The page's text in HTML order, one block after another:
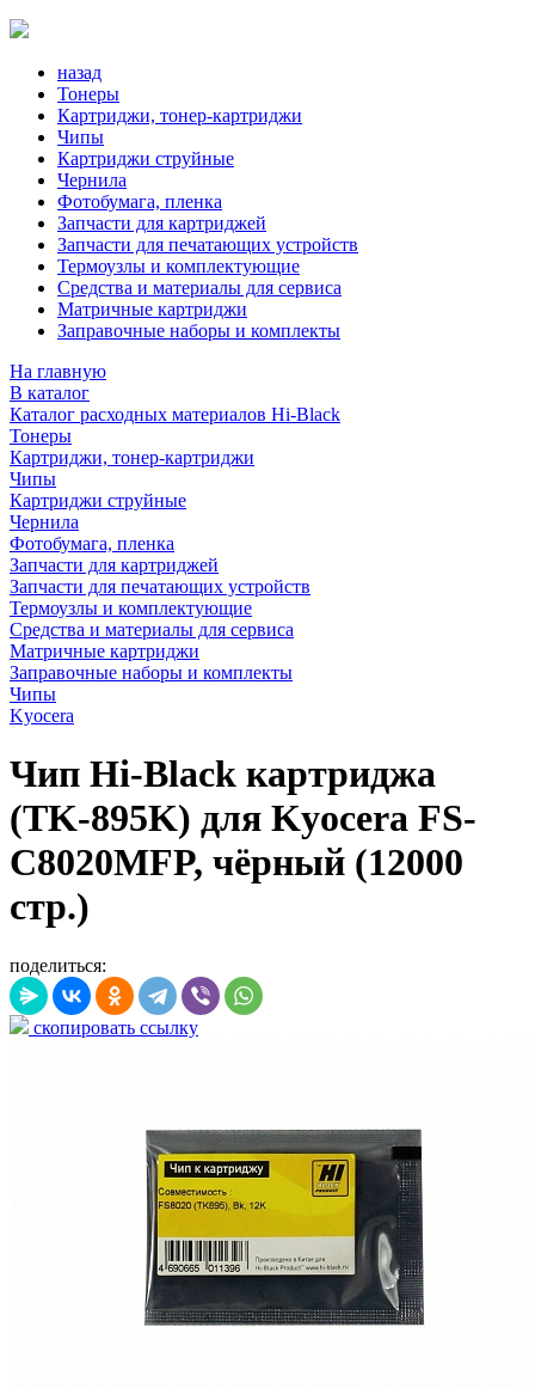
назад
Тонеры
Картриджи, тонер-картриджи
Чипы
Картриджи струйные
Чернила
Фотобумага, пленка
Запчасти для картриджей
Запчасти для печатающих устройств
Термоузлы и комплектующие
Средства и материалы для сервиса
Матричные картриджи
Заправочные наборы и комплекты
На главную
В каталог
Каталог расходных материалов Hi-Black
Тонеры
Картриджи, тонер-картриджи
Чипы
Картриджи струйные
Чернила
Фотобумага, пленка
Запчасти для картриджей
Запчасти для печатающих устройств
Термоузлы и комплектующие
Средства и материалы для сервиса
Матричные картриджи
Заправочные наборы и комплекты
Чипы
Kyocera
Чип Hi-Black картриджа
(TK-895K) для Kyocera FS-
C8020MFP, чёрный (12000
стр.)
поделиться:
скопировать ссылку